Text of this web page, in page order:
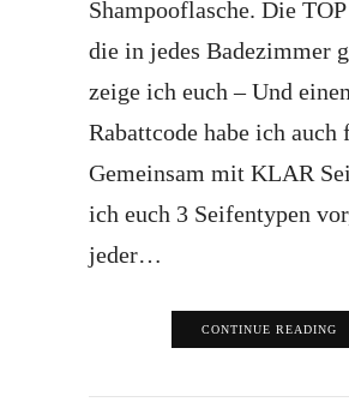
Shampooflasche. Die
die in jedes Badezimmer
zeige ich euch – Und einen
Rabattcode habe ich auch
Gemeinsam mit KLAR
ich euch 3 Seifentypen
jeder…
CONTINUE READING